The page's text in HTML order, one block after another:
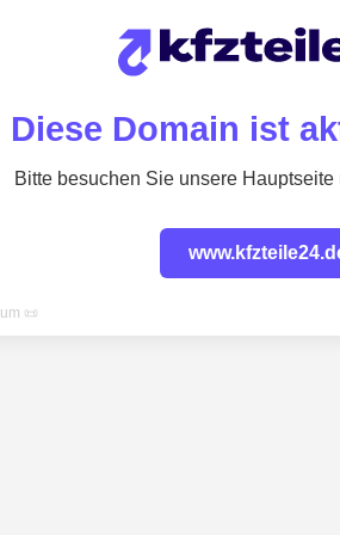
Diese Domain ist
Bitte besuchen Sie unsere
📜